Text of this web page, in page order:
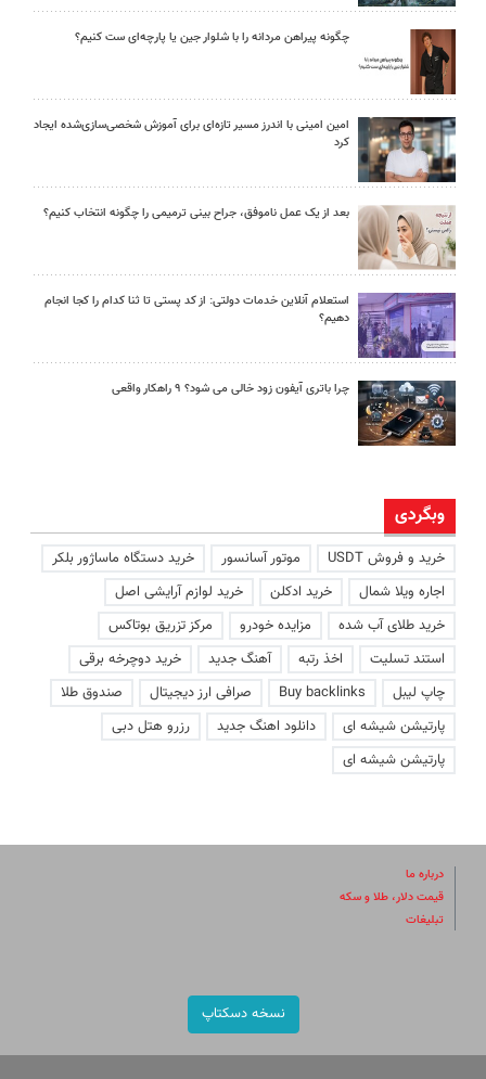
چگونه پیراهن مردانه را با شلوار جین یا پارچه‌ای ست کنیم؟
امین امینی با اندرز مسیر تازه‌ای برای آموزش شخصی‌سازی‌شده ایجاد
کرد
بعد از یک عمل ناموفق، جراح بینی ترمیمی را چگونه انتخاب کنیم؟
استعلام آنلاین خدمات دولتی: از کد پستی تا ثنا کدام را کجا انجام
دهیم؟
چرا باتری آیفون زود خالی می شود؟ ۹ راهکار واقعی
وبگردی
خرید و فروش USDT موتور آسانسور
خرید دستگاه ماساژور بلکر
اجاره ویلا شمال
خرید ادکلن
خرید لوازم آرایشی اصل
خرید طلای آب شده
مزایده خودرو
مرکز تزریق بوتاکس
استند تسلیت
اخذ رتبه آهنگ جدید
خرید دوچرخه برقی
چاپ لیبل
Buy backlinks صرافی ارز دیجیتال
صندوق طلا
پارتیشن شیشه ای
دانلود اهنگ جدید
رزرو هتل دبی
پارتیشن شیشه ای
درباره ما
قیمت دلار، طلا و سکه
تبلیغات
نسخه دسکتاپ